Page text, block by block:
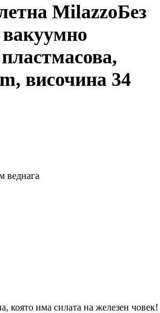
MilazzoБез
височина 34
веднага
която има силата на железен човек!